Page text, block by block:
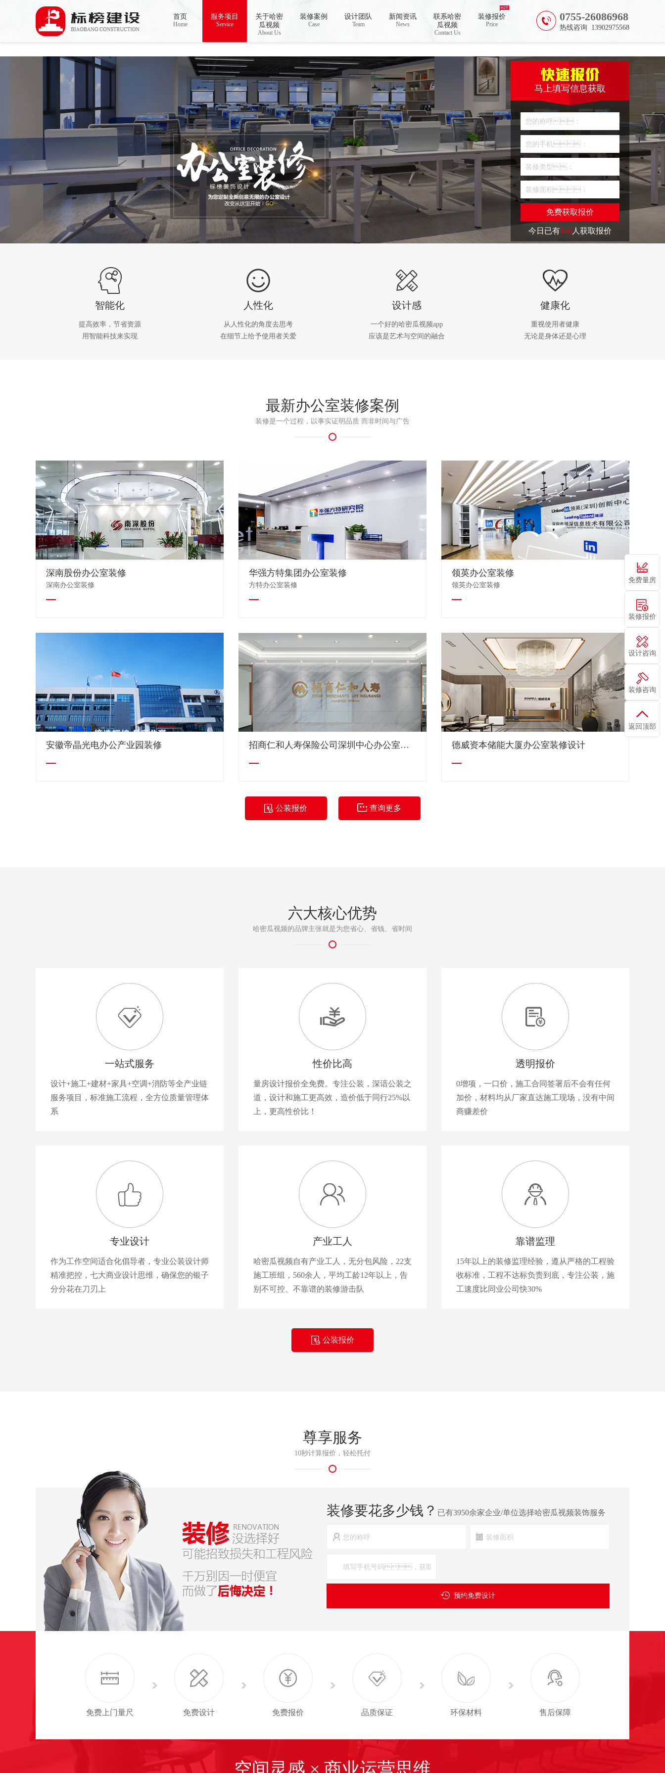
哈密瓜视频,哈密瓜视频app,哈密瓜视频下载,哈密瓜视频app下载安装
0755-26086968
热线咨询 13902975568
首页
Home
服务项目
Service
关于哈密
瓜视频
About Us
装修案例
Case
设计团队
Team
新闻资讯
News
联系哈密
瓜视频
Contact Us
装修报价
Price
马上填写信息获取
今日已有106 人获取报价
智能化
提高效率，节省资源
用智能科技来实现
人性化
从人性化的角度去思考
在细节上给予使用者关爱
设计感
一个好的哈密瓜视频app
应该是艺术与空间的融合
健康化
重视使用者健康
无论是身体还是心理
最新办公室装修案例
装修是一个过程，以事实证明品质 而非时间与广告
深南股份办公室装修
深南办公室装修
华强方特集团办公室装修
方特办公室装修
领英办公室装修
领英办公室装修
安徽帝晶光电办公产业园装修 招商仁和人寿保险公司深圳中心办公室装修 德威资本储能大厦办公室装修设计
公装报价 查询更多
六大核心优势
哈密瓜视频的品牌主张就是为您省心、省钱、省时间
一站式服务
设计+施工+建材+家具+空调+消防等全产业链
服务项目，标准施工流程，全方位质量管理体
系
性价比高
量房设计报价全免费。专注公装，深谙公装之
道，设计和施工更高效，造价低于同行25%以
上，更高性价比！
透明报价
0增项，一口价，施工合同签署后不会有任何
加价，材料均从厂家直达施工现场，没有中间
商赚差价
专业设计
作为工作空间适合化倡导者，专业公装设计师
精准把控，七大商业设计思维，确保您的银子
分分花在刀刃上
产业工人
哈密瓜视频自有产业工人，无分包风险，22支
施工班组，560余人，平均工龄12年以上，告
别不可控、不靠谱的装修游击队
靠谱监理
15年以上的装修监理经验，遵从严格的工程验
收标准，工程不达标负责到底，专注公装，施
工速度比同业公司快30%
公装报价
尊享服务
10秒计算报价，轻松托付
装修要花多少钱？ 已有3950余家企业/单位选择哈密瓜视频装饰服务
预约免费设计
免费上门量尺 免费设计 免费报价 品质保证 环保材料 售后保障
空间灵感 × 商业运营思维
免费量房
装修报价
设计咨询
装修咨询
返回顶部